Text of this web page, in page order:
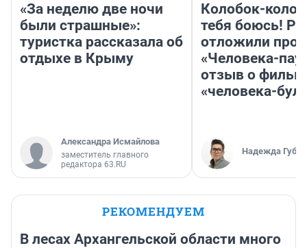
«За неделю две ночи
были страшные»:
туристка рассказала об
отдыхе в Крыму
Александра Исмайлова
заместитель главного
редактора 63.RU
Колобок-
тебя боюсь!
отложили
«Человека-
отзыв о
«человека-
Надежда
РЕКОМЕНДУЕМ
В лесах Архангельской области много